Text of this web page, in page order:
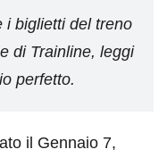
i biglietti del treno
di Trainline, leggi
perfetto.
il Gennaio 7,